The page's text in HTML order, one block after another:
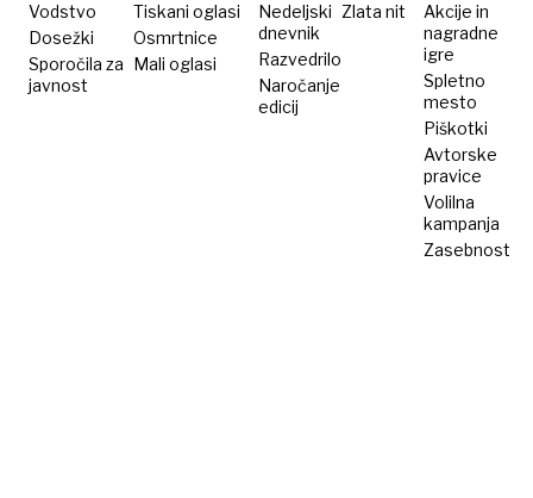
Vodstvo
Dosežki
Sporočila za
javnost
Tiskani oglasi
Osmrtnice
Mali oglasi
Nedeljski
dnevnik
Razvedrilo
Naročanje
edicij
Zlata nit
Akcije in
nagradne
igre
Spletno
mesto
Piškotki
Avtorske
pravice
Volilna
kampanja
Zasebnost